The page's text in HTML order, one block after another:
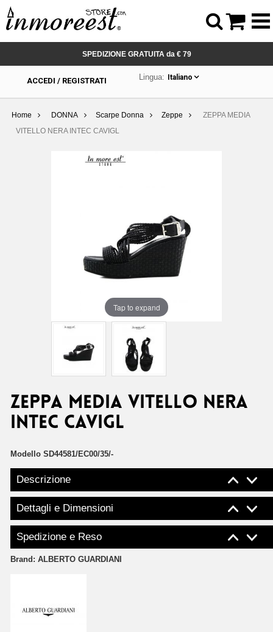
SPEDIZIONE GRATUITA da € 79
ACCEDI / REGISTRATI Lingua: Italiano
Home DONNA Scarpe Donna Zeppe
ZEPPA MEDIA
VITELLO NERA INTEC CAVIGL
Tap to expand
ZEPPA MEDIA VITELLO NERA
INTEC CAVIGL
Modello SD44581/EC00/35/-
Descrizione
Dettagli e Dimensioni
Spedizione e Reso
Brand: ALBERTO GUARDIANI
 